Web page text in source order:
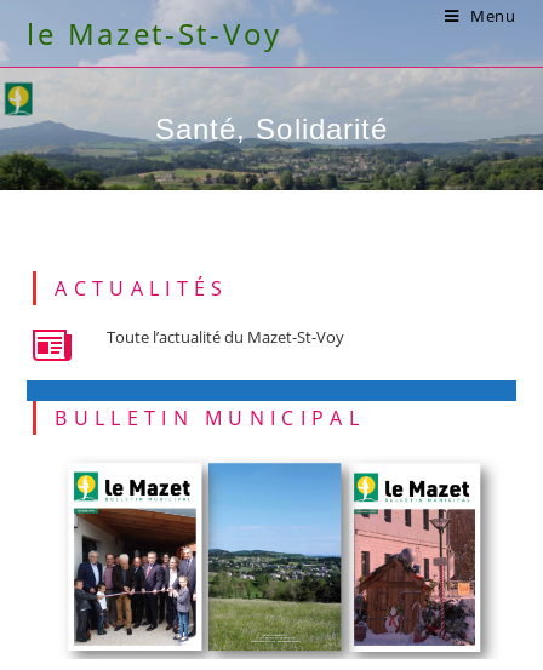
to
content
le Mazet-St-Voy Menu
Santé, Solidarité
ACTUALITÉS
Toute l’actualité du Mazet-St-Voy
BULLETIN MUNICIPAL